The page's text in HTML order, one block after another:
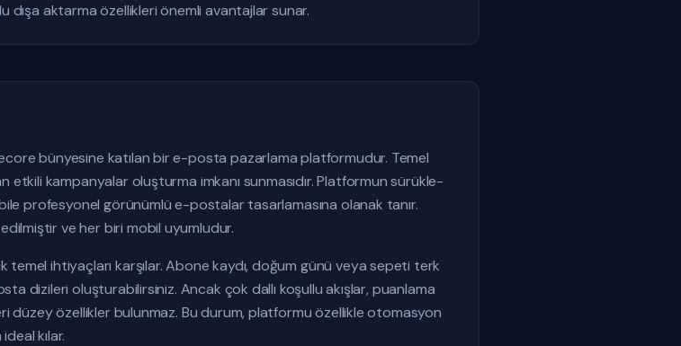
dışa aktarma özellikleri önemli avantajlar sunar.
bünyesine katılan bir e-posta pazarlama platformudur. Temel
etkili kampanyalar oluşturma imkanı sunmasıdır. Platformun sürükle-
bile profesyonel görünümlü e-postalar tasarlamasına olanak tanır.
ve her biri mobil uyumludur.
temel ihtiyaçları karşılar. Abone kaydı, doğum günü veya sepeti terk
dizileri oluşturabilirsiniz. Ancak çok dallı koşullu akışlar, puanlama
düzey özellikler bulunmaz. Bu durum, platformu özellikle otomasyon
kılar.